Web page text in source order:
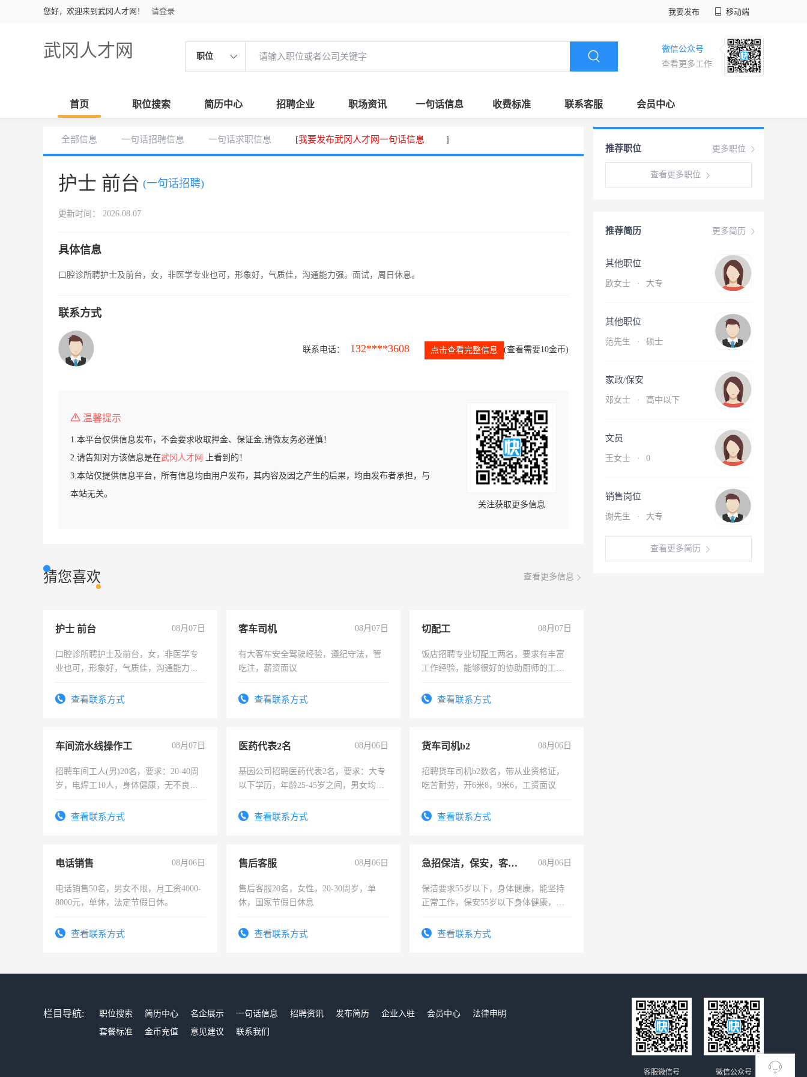
您好，欢迎来到武冈人才网！ 请登录 我要发布 移动端
武冈人才网 职位
微信公众号
查看更多工作
首页 职位搜索 简历中心 招聘企业 职场资讯 一句话信息 收费标准 联系客服 会员中心
全部信息 一句话招聘信息 一句话求职信息 [我要发布武冈人才网一句话信息 ]
护士 前台 (一句话招聘)
更新时间： 2026.08.07
具体信息
口腔诊所聘护士及前台，女，非医学专业也可，形象好，气质佳，沟通能力强。面试，周日休息。
联系方式
联系电话： 132****3608 点击查看完整信息 (查看需要10金币)
温馨提示
1.本平台仅供信息发布，不会要求收取押金、保证金,请微友务必谨慎！
2.请告知对方该信息是在武冈人才网
上看到的！
3.本站仅提供信息平台，所有信息均由用户发布，其内容及因之产生的后果，均由发布者承担，与
本站无关。
关注获取更多信息
猜您喜欢 查看更多信息
护士 前台 08月07日
口腔诊所聘护士及前台，女，非医学专
业也可，形象好，气质佳，沟通能力
查看联系方式
客车司机 08月07日
有大客车安全驾驶经验，遵纪守法，管
吃注，薪资面议
查看联系方式
切配工 08月07日
饭店招聘专业切配工两名，要求有丰富
工作经验，能够很好的协助厨师的工
4500。查看联系方式
车间流水线操作工 08月07日
招聘车间工人(男)20名，要求：20-40周
岁，电焊工10人，身体健康，无不良嗜
宿，免费发放劳保用品，两班倒，每月
查看联系方式
医药代表2名 08月06日
基因公司招聘医药代表2名，要求：大专
以下学历，年龄25-45岁之间，男女均
表或者有医学资质的优先，底薪+绩效，
查看联系方式
货车司机b2 08月06日
招聘货车司机b2数名，带从业资格证，
吃苦耐劳，开6米8，9米6，工资面议
查看联系方式
电话销售 08月06日
电话销售50名，男女不限，月工资4000-
8000元，单休，法定节假日休。
查看联系方式
售后客服 08月06日
售后客服20名，女性，20-30周岁，单
休，国家节假日休息
查看联系方式
急招保洁，保安，客服，工程 08月06日
保洁要求55岁以下，身体健康，能坚持
正常工作，保安55岁以下身体健康，有
录，客服要求45岁以下高中以上文化，
查看联系方式
更多职位
推荐职位
查看更多职位
更多简历
推荐简历
其他职位
欧女士 · 大专
其他职位
范先生 · 硕士
家政/保安
邓女士 · 高中以下
文员
王女士 · 0
销售岗位
谢先生 · 大专
查看更多简历
栏目导航: 职位搜索 简历中心 名企展示 一句话信息 招聘资讯 发布简历 企业入驻 会员中心
法律申明
套餐标准
金币充值 意见建议 联系我们
微信公众号
客服微信号